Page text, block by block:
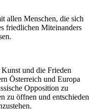
allen Menschen, die sich
friedlichen Miteinanders
und die Frieden
Österreich und Europa
Opposition zu
zu öffnen und entschieden